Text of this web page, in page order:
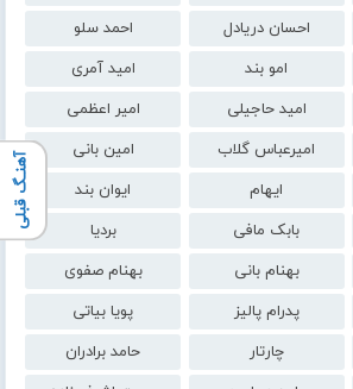
احسان دریادل
احمد سلو
امو بند
امید آمری
امید حاجیلی
امیر اعظمی
امیرعباس گلاب
امین بانی
ایهام
ایوان بند
بابک مافی
بردیا
بهنام بانی
بهنام صفوی
پدرام پالیز
پویا بیاتی
چارتار
حامد برادران
آهنـگ قبلی